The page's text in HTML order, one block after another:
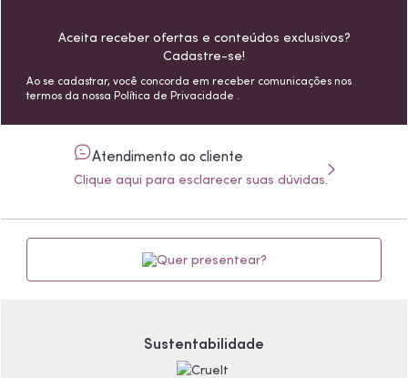
Aceita receber ofertas e conteúdos exclusivos?
Cadastre-se!
Ao se cadastrar, você concorda em receber comunicações nos
termos da nossa Política de Privacidade
Atendimento ao cliente
Clique aqui para esclarecer suas dúvidas.
Quer presentear?
Sustentabilidade